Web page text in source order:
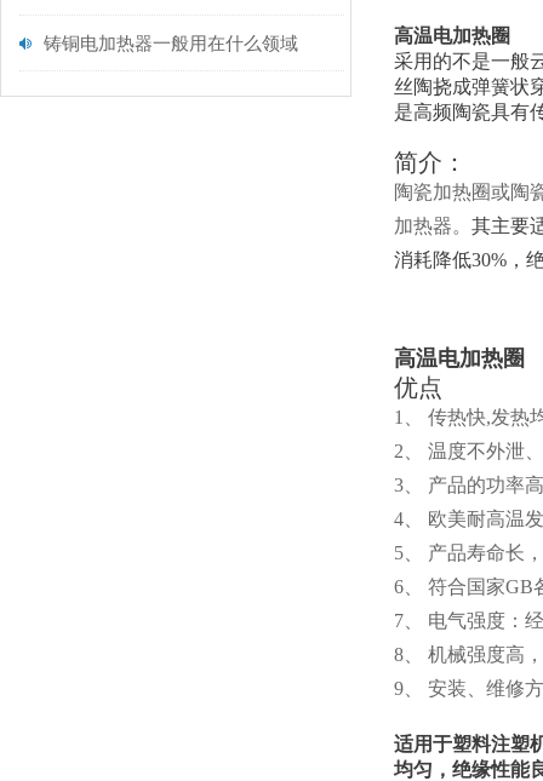
铸铜电加热器一般用在什么领域
高温电加热圈
采用的不是一般
丝陶挠成弹簧状
是高频陶瓷具有
简介：
陶瓷加热圈或陶
加热器。 其主要
消耗降低30%，
高温电加热圈
优点
1、 传热快,发热
2、 温度不外泄
3、 产品的功率
4、 欧美耐高温
5、 产品寿命长
6、 符合国家GB
7、 电气强度：
8、 机械强度高
9、 安装、维修
适用于塑料注塑
均匀，绝缘性能